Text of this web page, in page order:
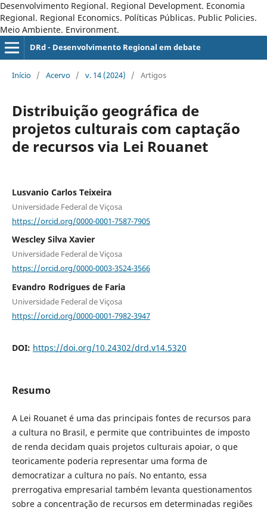
Desenvolvimento Regional. Regional Development. Economia
Regional. Regional Economics. Políticas Públicas. Public Policies.
Meio Ambiente. Environment.
DRd - Desenvolvimento Regional em debate
Início / Acervo / v. 14 (2024) / Artigos
Distribuição geográfica de
projetos culturais com captação
de recursos via Lei Rouanet
Lusvanio Carlos Teixeira
Universidade Federal de Viçosa
https://orcid.org/0000-0001-7587-7905
Wescley Silva Xavier
Universidade Federal de Viçosa
https://orcid.org/0000-0003-3524-3566
Evandro Rodrigues de Faria
Universidade Federal de Viçosa
https://orcid.org/0000-0001-7982-3947
DOI: https://doi.org/10.24302/drd.v14.5320
Resumo
A Lei Rouanet é uma das principais fontes de recursos para
a cultura no Brasil, e permite que contribuintes de imposto
de renda decidam quais projetos culturais apoiar, o que
teoricamente poderia representar uma forma de
democratizar a cultura no país. No entanto, essa
prerrogativa empresarial também levanta questionamentos
sobre a concentração de recursos em determinadas regiões